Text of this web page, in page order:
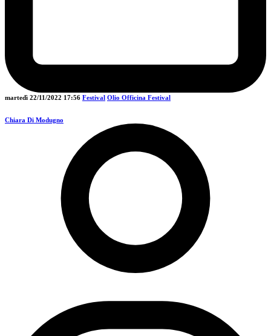
martedì 22/11/2022 17:56 Festival Olio Officina Festival
Chiara Di Modugno